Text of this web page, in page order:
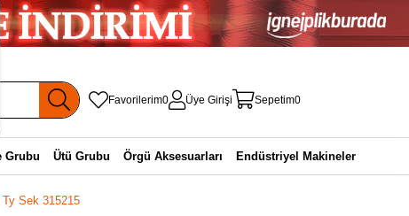
Favorilerim0 Üye Girişi Sepetim0
Grubu Ütü Grubu Örgü Aksesuarları Endüstriyel Makineler
Sek 315215